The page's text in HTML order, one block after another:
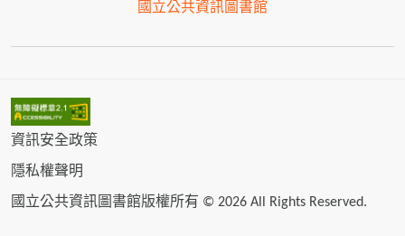
國立公共資訊圖書館
資訊安全政策
隱私權聲明
國立公共資訊圖書館版權所有 © 2026 All Rights Reserved.